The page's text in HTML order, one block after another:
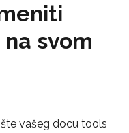
svom
vašeg docu tools